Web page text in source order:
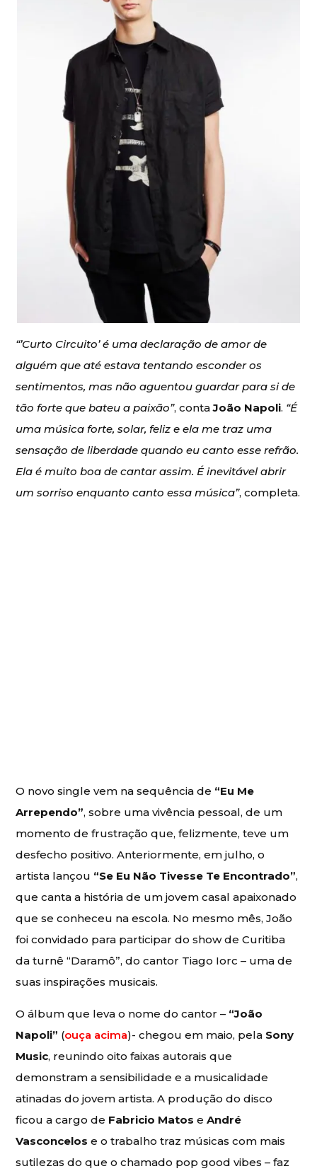
“’Curto Circuito’ é uma declaração de amor de
alguém que até estava tentando esconder os
sentimentos, mas não aguentou guardar para si de
tão forte que bateu a paixão”, contaJoão Napoli. “É
uma música forte, solar, feliz e ela me traz uma
sensação de liberdade quando eu canto esse refrão.
Ela é muito boa de cantar assim. É inevitável abrir
um sorriso enquanto canto essa música”, completa.
O novo single vem na sequência de “Eu Me
Arrependo”, sobre uma vivência pessoal, de um
momento de frustração que, felizmente, teve um
desfecho positivo. Anteriormente, em julho, o
artista lançou “Se Eu Não Tivesse Te Encontrado”,
que canta a história de um jovem casal apaixonado
que se conheceu na escola. No mesmo mês, João
foi convidado para participar do show de Curitiba
da turnê “Daramô”, do cantor Tiago Iorc – uma de
suas inspirações musicais.
O álbum que leva o nome do cantor – “João
Napoli” (ouça acima)- chegou em maio, pela Sony
Music, reunindo oito faixas autorais que
demonstram a sensibilidade e a musicalidade
atinadas do jovem artista. A produção do disco
ficou a cargo de Fabricio Matos eAndré
Vasconcelos e o trabalho traz músicas com mais
sutilezas do que o chamado pop good vibes – faz